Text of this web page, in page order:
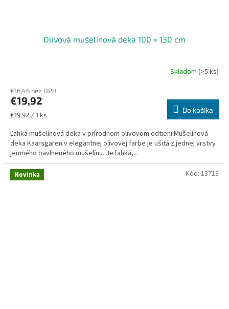
Olivová mušelínová deka 100 × 130 cm
Skladom (>5 ks)
€16,46 bez DPH
€19,92
Jednotková
€19,92 / 1 ks
Do košíka
Ľahká mušelínová deka v prírodnom olivovom odtieni Mušelínová
deka Kaarsgaren v elegantnej olivovej farbe je ušitá z jednej vrstvy
jemného bavlneného mušelínu. Je ľahká,...
Novinka Kód: 13713